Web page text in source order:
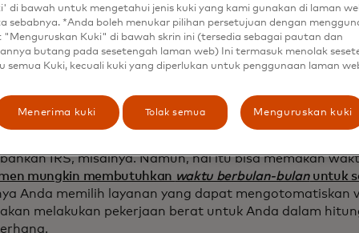
pendapatan dan/atau pekerjaan serta
saat ini dengan memverifikasi silang data
mereka.
laporan yang menyeluruh, namun mudah dibaca
tidak terhubung langsung ke bank dan menggunakan
atau verifikasi manual yang meminta informasi
IRS, misalnya. Namun, hal itu bisa memakan
mungkin membutuhkan waktu berbulan-bulanuntuk
Anda memilih layanan yang dapat mengotomatiskan
melakukan pekerjaan berat untuk Anda dalam
di bawah untuk mengetahui jenis kuki yang kami gunakan di laman
sebabnya. *Anda boleh menukar pilihan persetujuan dengan
"Menguruskan Kuki" di bawah skrin ini (tersedia sebagai pautan dan
butang pada sesetengah laman web) Ini termasuk menolak
semua Kuki, kecuali kuki yang diperlukan untuk penggunaan laman
Menerima kuki Tolak semua Menguruskan kuki